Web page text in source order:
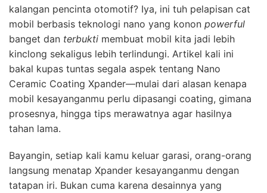
kalangan pencinta otomotif? Iya, ini tuh pelapisan cat
mobil berbasis teknologi nano yang konon powerful
banget dan terbukti membuat mobil kita jadi lebih
kinclong sekaligus lebih terlindungi. Artikel kali ini
bakal kupas tuntas segala aspek tentang Nano
Ceramic Coating Xpander—mulai dari alasan kenapa
mobil kesayanganmu perlu dipasangi coating, gimana
prosesnya, hingga tips merawatnya agar hasilnya
tahan lama.
Bayangin, setiap kali kamu keluar garasi, orang-orang
langsung menatap Xpander kesayanganmu dengan
tatapan iri. Bukan cuma karena desainnya yang